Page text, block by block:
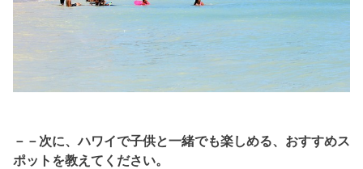
－－次に、ハワイで子供と一緒でも楽しめる、おすすめス
ポットを教えてください。